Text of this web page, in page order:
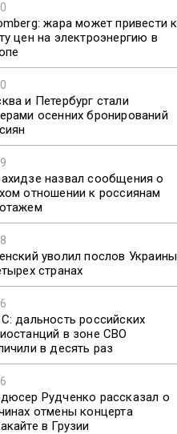
жара может привести к
цен на электроэнергию в
и Петербург стали
осенних бронирований
назвал сообщения о
отношении к россиянам
уволил послов Украины
странах
дальность российских
в зоне СВО
в десять раз
Рудченко рассказал о
отмены концерта
в Грузии